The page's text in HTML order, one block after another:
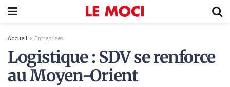
Accueil Entreprises
Logistique : SDV se renforce
au Moyen-Orient